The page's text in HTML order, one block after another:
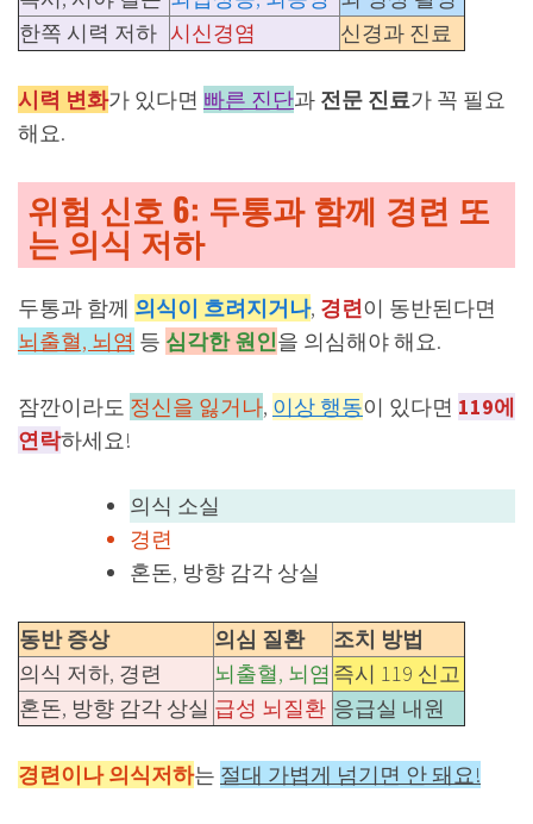
한쪽 시력 저하 시신경염 신경과 진료
시력 변화가 있다면 빠른 진단과 전문 진료가 꼭 필요
해요.
위험 신호 6: 두통과 함께 경련 또
는 의식 저하
두통과 함께 의식이 흐려지거나, 경련이 동반된다면
뇌출혈, 뇌염 등 심각한 원인을 의심해야 해요.
잠깐이라도 정신을 잃거나, 이상 행동이 있다면 119에
연락하세요!
의식 소실
경련
혼돈, 방향 감각 상실
동반 증상 의심 질환
조치 방법
의식 저하, 경련
뇌출혈, 뇌염 즉시 119 신고
혼돈, 방향 감각 상실 급성 뇌질환 응급실 내원
경련이나 의식저하는 절대 가볍게 넘기면 안 돼요!